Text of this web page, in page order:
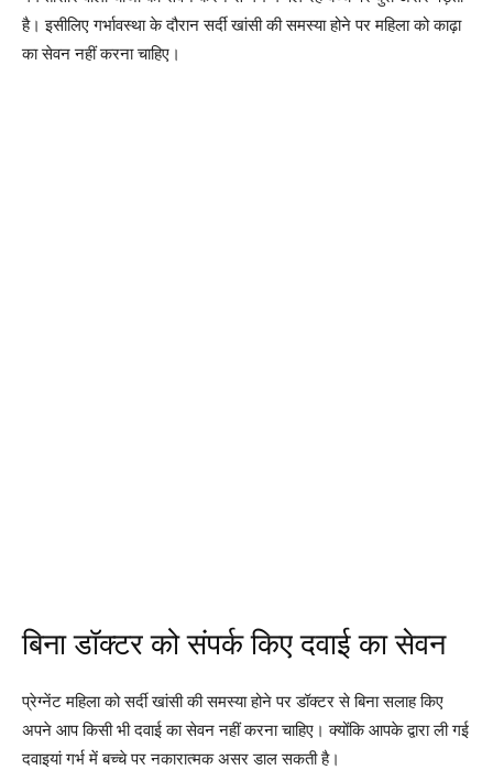
है। इसीलिए गर्भावस्था के दौरान सर्दी खांसी की समस्या होने पर महिला को काढ़ा
का सेवन नहीं करना चाहिए।
बिना डॉक्टर को संपर्क किए दवाई का सेवन
प्रेग्नेंट महिला को सर्दी खांसी की समस्या होने पर डॉक्टर से बिना सलाह किए
अपने आप किसी भी दवाई का सेवन नहीं करना चाहिए। क्योंकि आपके द्वारा ली गई
दवाइयां गर्भ में बच्चे पर नकारात्मक असर डाल सकती है।